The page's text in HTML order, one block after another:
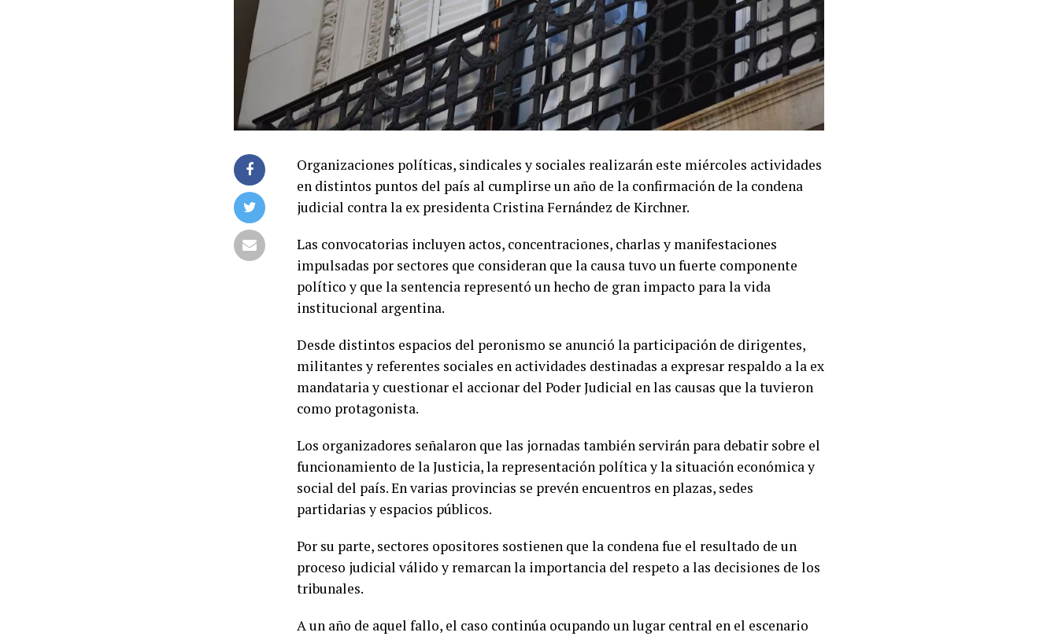
Organizaciones políticas, sindicales y sociales realizarán este miércoles actividades
en distintos puntos del país al cumplirse un año de la confirmación de la condena
judicial contra la ex presidenta Cristina Fernández de Kirchner.
Las convocatorias incluyen actos, concentraciones, charlas y manifestaciones
impulsadas por sectores que consideran que la causa tuvo un fuerte componente
político y que la sentencia representó un hecho de gran impacto para la vida
institucional argentina.
Desde distintos espacios del peronismo se anunció la participación de dirigentes,
militantes y referentes sociales en actividades destinadas a expresar respaldo a la ex
mandataria y cuestionar el accionar del Poder Judicial en las causas que la tuvieron
como protagonista.
Los organizadores señalaron que las jornadas también servirán para debatir sobre el
funcionamiento de la Justicia, la representación política y la situación económica y
social del país. En varias provincias se prevén encuentros en plazas, sedes
partidarias y espacios públicos.
Por su parte, sectores opositores sostienen que la condena fue el resultado de un
proceso judicial válido y remarcan la importancia del respeto a las decisiones de los
tribunales.
A un año de aquel fallo, el caso continúa ocupando un lugar central en el escenario